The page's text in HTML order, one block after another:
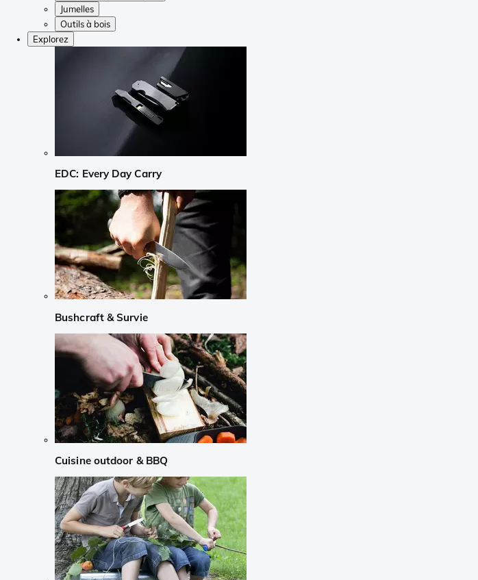
Jumelles
Outils à bois
Explorez
EDC: Every Day Carry
Bushcraft & Survie
Cuisine outdoor & BBQ